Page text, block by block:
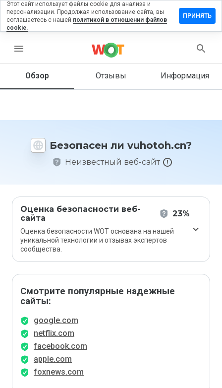
menu
Обзор Отзывы Информация
Безопасен ли vuhotoh.cn?
Неизвестный веб-сайт
Оценка безопасности веб-
сайта
23%
Оценка безопасности WOT основана на нашей
уникальной технологии и отзывах экспертов
сообщества.
Смотрите популярные надежные
сайты:
google.com
netflix.com
facebook.com
apple.com
foxnews.com
на
Как бы
этот
1 до 5?
Этот сайт использует файлы cookie для анализа и
персонализации. Продолжая использование сайта, вы
соглашаетесь с нашей политикой в отношении файлов
cookie.
ПРИНЯТЬ